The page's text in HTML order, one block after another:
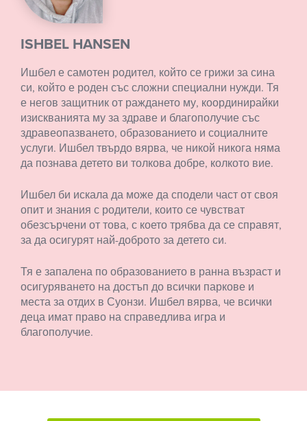
ISHBEL HANSEN
Ишбел е самотен родител, който се грижи за сина
си, който е роден със сложни специални нужди. Тя
е негов защитник от раждането му, координирайки
изискванията му за здраве и благополучие със
здравеопазването, образованието и социалните
услуги. Ишбел твърдо вярва, че никой никога няма
да познава детето ви толкова добре, колкото вие.
Ишбел би искала да може да сподели част от своя
опит и знания с родители, които се чувстват
обезсърчени от това, с което трябва да се справят,
за да осигурят най-доброто за детето си.
Тя е запалена по образованието в ранна възраст и
осигуряването на достъп до всички паркове и
места за отдих в Суонзи. Ишбел вярва, че всички
деца имат право на справедлива игра и
благополучие.